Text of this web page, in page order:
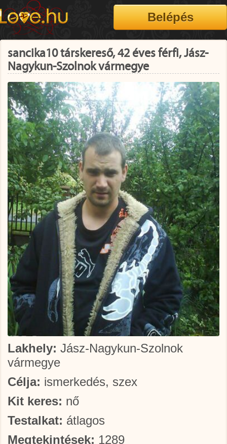
sancika10 társkereső, 42 éves férfi, Jász-
Nagykun-Szolnok vármegye
Lakhely: Jász-Nagykun-Szolnok
vármegye
Célja: ismerkedés, szex
Kit keres: nő
Testalkat: átlagos
Megtekintések: 1289